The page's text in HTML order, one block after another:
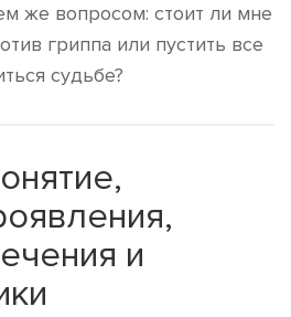
же вопросом: стоит ли мне
гриппа или пустить все
судьбе?
и